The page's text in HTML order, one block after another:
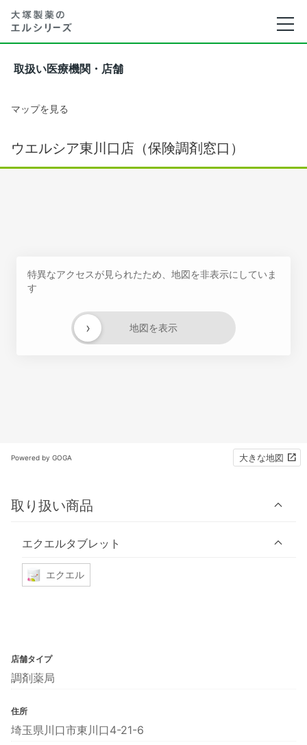
取扱い医療機関・店舗
マップを見る
ウエルシア東川口店（保険調剤窓口）
特異なアクセスが見られたため、地図を非表示にしていま
す
地図を表示
›
Powered by GOGA 大きな地図
取り扱い商品
エクエルタブレット
エクエル
店舗タイプ
調剤薬局
住所
埼玉県川口市東川口4-21-6